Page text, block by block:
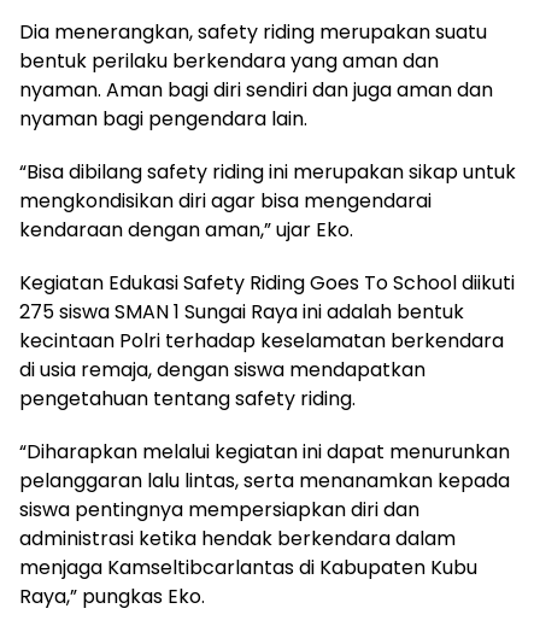
Dia menerangkan, safety riding merupakan suatu
bentuk perilaku berkendara yang aman dan
nyaman. Aman bagi diri sendiri dan juga aman dan
nyaman bagi pengendara lain.
“Bisa dibilang safety riding ini merupakan sikap untuk
mengkondisikan diri agar bisa mengendarai
kendaraan dengan aman,” ujar Eko.
Kegiatan Edukasi Safety Riding Goes To School diikuti
275 siswa SMAN 1 Sungai Raya ini adalah bentuk
kecintaan Polri terhadap keselamatan berkendara
di usia remaja, dengan siswa mendapatkan
pengetahuan tentang safety riding.
“Diharapkan melalui kegiatan ini dapat menurunkan
pelanggaran lalu lintas, serta menanamkan kepada
siswa pentingnya mempersiapkan diri dan
administrasi ketika hendak berkendara dalam
menjaga Kamseltibcarlantas di Kabupaten Kubu
Raya,” pungkas Eko.